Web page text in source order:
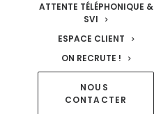
ATTENTE TÉLÉPHONIQUE &
SVI
ESPACE CLIENT
ON RECRUTE !
NOUS
CONTACTER